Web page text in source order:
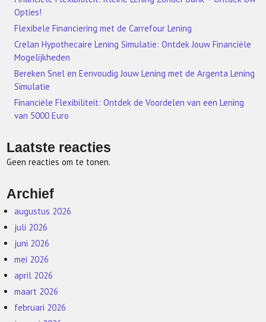
Opties!
Flexibele Financiering met de Carrefour Lening
Crelan Hypothecaire Lening Simulatie: Ontdek Jouw Financiële
Mogelijkheden
Bereken Snel en Eenvoudig Jouw Lening met de Argenta Lening
Simulatie
Financiële Flexibiliteit: Ontdek de Voordelen van een Lening
van 5000 Euro
Laatste reacties
Geen reacties om te tonen.
Archief
augustus 2026
juli 2026
juni 2026
mei 2026
april 2026
maart 2026
februari 2026